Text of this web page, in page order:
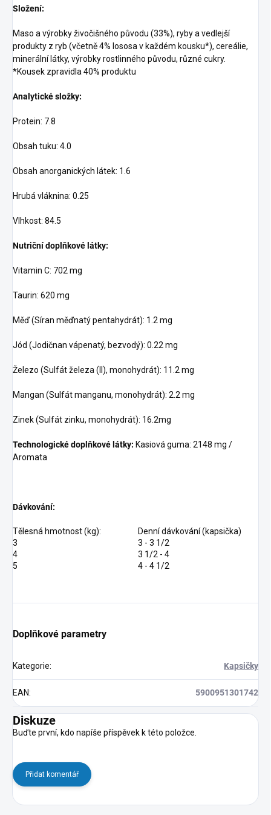
Složení:
Maso a výrobky živočišného původu (33%), ryby a vedlejší
produkty z ryb (včetně 4% lososa v každém kousku*), cereálie,
minerální látky, výrobky rostlinného původu, různé cukry.
*Kousek zpravidla 40% produktu
Analytické složky:
Protein: 7.8
Obsah tuku: 4.0
Obsah anorganických látek: 1.6
Hrubá vláknina: 0.25
Vlhkost: 84.5
Nutriční doplňkové látky:
Vitamin C: 702 mg
Taurin: 620 mg
Měď (Síran měďnatý pentahydrát): 1.2 mg
Jód (Jodičnan vápenatý, bezvodý): 0.22 mg
Železo (Sulfát železa (II), monohydrát): 11.2 mg
Mangan (Sulfát manganu, monohydrát): 2.2 mg
Zinek (Sulfát zinku, monohydrát): 16.2mg
Technologické doplňkové látky: Kasiová guma: 2148 mg /
Aromata
Dávkování:
Tělesná hmotnost (kg):
Denní dávkování (kapsička)
3
3 - 3 1/2
4
3 1/2 - 4
5
4 - 4 1/2
Doplňkové parametry
Kategorie: Kapsičky
EAN: 5900951301742
Diskuze
Buďte první, kdo napíše příspěvek k této položce.
Přidat komentář